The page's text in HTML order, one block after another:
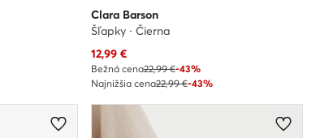
Clara Barson
Šľapky · Čierna
Aktuálna cena
12,99€
Bežná cena22,99 €-43%
Najnižšia cena22,99 €-43%